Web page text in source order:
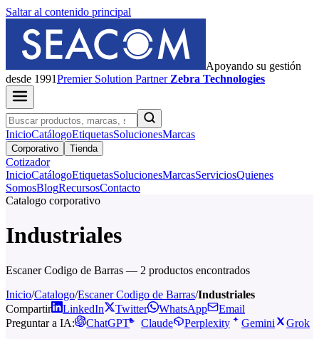
Saltar al contenido principal
Apoyando su gestión
desde 1991PremierSolution Partner Zebra Technologies
InicioCatálogoEtiquetasSolucionesMarcas
Corporativo Tienda
Cotizador
InicioCatálogoEtiquetasSolucionesMarcasServiciosQuienes
SomosBlogRecursosContacto
Catalogo corporativo
Industriales
Escaner Codigo de Barras — 2 productos encontrados
Inicio/Catalogo/Escaner Codigo de Barras/Industriales
Compartir
LinkedIn Twitter WhatsApp
Email
Preguntar a IA:
ChatGPT Claude Perplexity Gemini Grok